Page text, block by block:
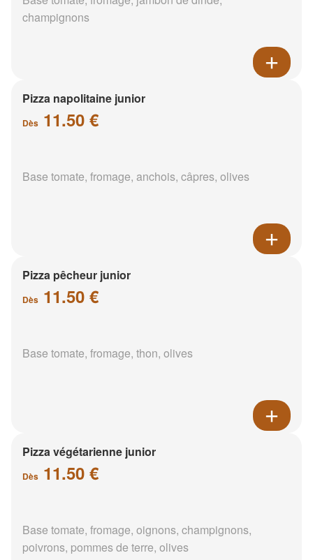
champignons
Pizza napolitaine junior
Dès 11.50 €
Base tomate, fromage, anchois, câpres, olives
Pizza pêcheur junior
Dès 11.50 €
Base tomate, fromage, thon, olives
Pizza végétarienne junior
Dès 11.50 €
Base tomate, fromage, oignons, champignons,
poivrons, pommes de terre, olives